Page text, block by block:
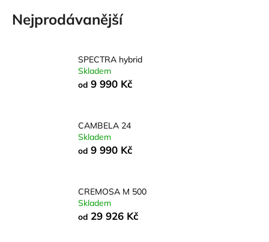
Nejprodávanější
SPECTRA hybrid
Skladem
od 9 990 Kč
CAMBELA 24
Skladem
od 9 990 Kč
CREMOSA M 500
Skladem
od 29 926 Kč
í